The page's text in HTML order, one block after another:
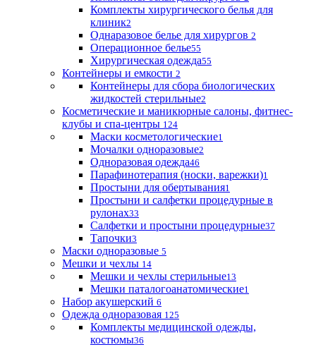
Комплекты хирургического белья для
клиник2
Однаразовое белье для хирургов 2
Операционное белье55
Хирургическая одежда55
Контейнеры и емкости 2
Контейнеры для сбора биологических
жидкостей стерильные2
Косметические и маникюрные салоны, фитнес-
клубы и спа-центры 124
Маски косметологические1
Мочалки одноразовые2
Одноразовая одежда46
Парафинотерапия (носки, варежки)1
Простыни для обертывания1
Простыни и салфетки процедурные в
рулонах33
Салфетки и простыни процедурные37
Тапочки3
Маски одноразовые 5
Мешки и чехлы 14
Мешки и чехлы стерильные13
Мешки паталогоанатомические1
Набор акушерский 6
Одежда одноразовая 125
Комплекты медицинской одежды,
костюмы36